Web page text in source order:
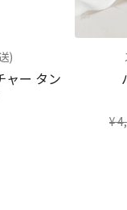
)
ャー タン
¥